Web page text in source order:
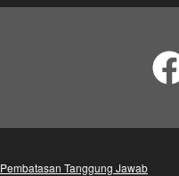
Pembatasan Tanggung Jawab